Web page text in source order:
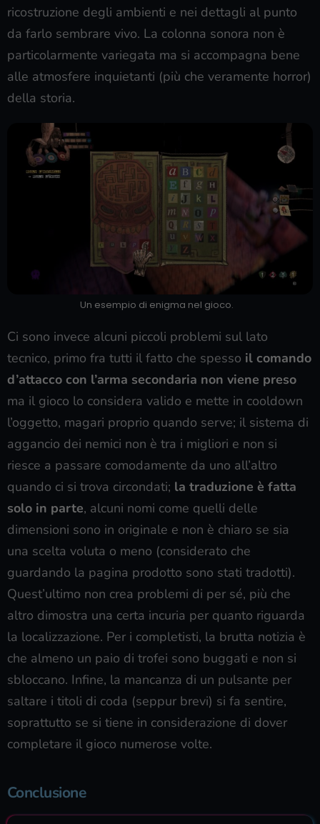
ricostruzione degli ambienti e nei dettagli al punto
da farlo sembrare vivo. La colonna sonora non è
particolarmente variegata ma si accompagna bene
alle atmosfere inquietanti (più che veramente horror)
della storia.
Un esempio di enigma nel gioco.
Ci sono invece alcuni piccoli problemi sul lato
tecnico, primo fra tutti il fatto che spesso il comando
d’attacco con l’arma secondaria non viene preso
ma il gioco lo considera valido e mette in cooldown
l’oggetto, magari proprio quando serve; il sistema di
aggancio dei nemici non è tra i migliori e non si
riesce a passare comodamente da uno all’altro
quando ci si trova circondati; la traduzione è fatta
solo in parte, alcuni nomi come quelli delle
dimensioni sono in originale e non è chiaro se sia
una scelta voluta o meno (considerato che
guardando la pagina prodotto sono stati tradotti).
Quest’ultimo non crea problemi di per sé, più che
altro dimostra una certa incuria per quanto riguarda
la localizzazione. Per i completisti, la brutta notizia è
che almeno un paio di trofei sono buggati e non si
sbloccano. Infine, la mancanza di un pulsante per
saltare i titoli di coda (seppur brevi) si fa sentire,
soprattutto se si tiene in considerazione di dover
completare il gioco numerose volte.
Conclusione